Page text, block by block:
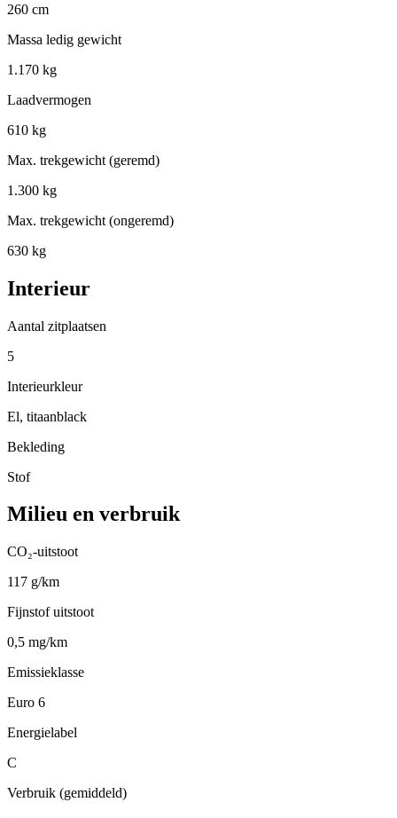
260 cm
Massa ledig gewicht
1.170 kg
Laadvermogen
610 kg
Max. trekgewicht (geremd)
1.300 kg
Max. trekgewicht (ongeremd)
630 kg
Interieur
Aantal zitplaatsen
5
Interieurkleur
El, titaanblack
Bekleding
Stof
Milieu en verbruik
CO₂-uitstoot
117 g/km
Fijnstof uitstoot
0,5 mg/km
Emissieklasse
Euro 6
Energielabel
C
Verbruik (gemiddeld)